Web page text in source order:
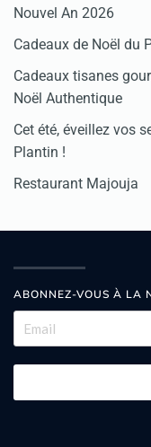
Nouvel An 2026
Cadeaux de Noël du
Cadeaux tisanes
Noël Authentique
Cet été, éveillez vos
Plantin !
Restaurant Majouja
ABONNEZ-VOUS À LA